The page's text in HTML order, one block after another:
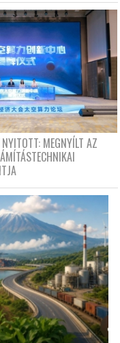
MEGNYÍLT AZ